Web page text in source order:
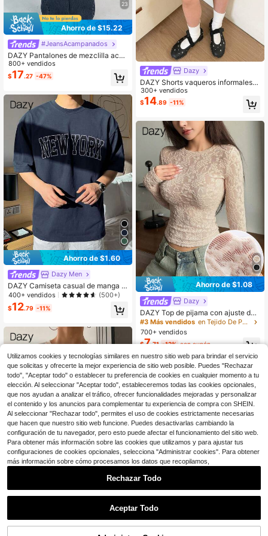
23
Ahorro de $15.22
#JeansAcampanados
DAZY Pantalones de mezclilla aca
mpanados de unicolor con bolsillos
y tiro bajo para mujer
800+ vendidos
$17.27 -47%
Ahorro de $1.60
Dazy Men
DAZY Camiseta casual de manga c
orta con cuello redondo y estampad
o de letras para hombre, camiseta g
ráfica de verano para hombre
400+ vendidos (500+)
$12.79 -11%
10
Ahorro de $1.63
DAZY Blusa de manga larga ajustad
a con estampado floral para mujer c
1.4k+ vendidos
Dazy
DAZY Shorts vaqueros informales c
on estampado de leopardo para niñ
as preadolescentes
300+ vendidos
$14.89 -11%
Ahorro de $1.08
Dazy
DAZY Top de pijama con ajuste del
gado, semitransparente, de textura j
acquard
#3 Más vendidos
en Tejido De Punto Tops de dormir para mujer
700+ vendidos
$7.71 -12% con cupón
1
Utilizamos cookies y tecnologías similares en nuestro sitio web para brindar el servicio
que solicitas y ofrecerte la mejor experiencia de sitio web posible. Puedes "Rechazar
todo", "Aceptar todo" o establecer tu preferencia de cookies en cualquier momento a tu
elección. Al seleccionar "Aceptar todo", estableceremos todas las cookies opcionales,
que nos ayudan a analizar el tráfico, ofrecer funcionalidades mejoradas y personalizar
el contenido y los anuncios para complementar tu experiencia de compra con SHEIN.
Al seleccionar "Rechazar todo", permites el uso de cookies estrictamente necesarias
que hacen que nuestro sitio web funcione. Puedes desactivarlas cambiando la
configuración de tu navegador, pero esto puede afectar el funcionamiento del sitio web.
Para obtener más información sobre las cookies que utilizamos y para ajustar tus
configuraciones de cookies opcionales, selecciona "Administrar cookies". Para obtener
más información sobre cómo procesamos los datos que recopilamos,
Rechazar Todo
Aceptar Todo